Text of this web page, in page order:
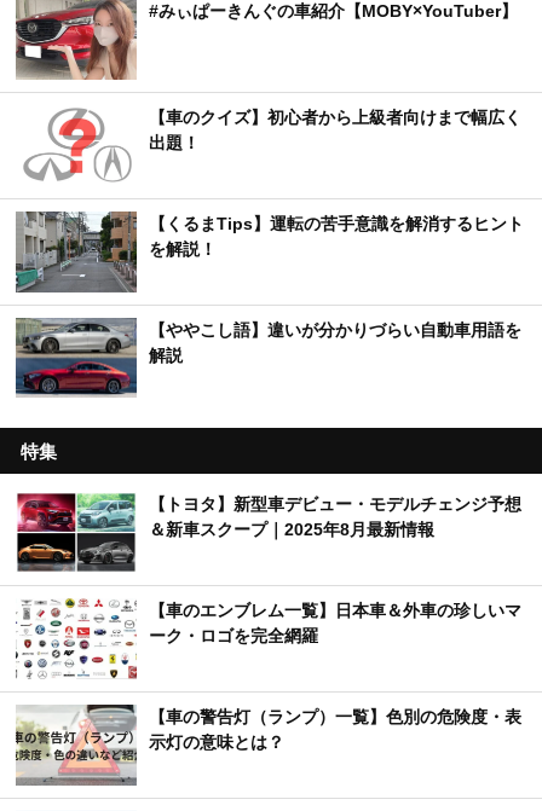
#みぃぱーきんぐの車紹介【MOBY×YouTuber】
【車のクイズ】初心者から上級者向けまで幅広く
出題！
【くるまTips】運転の苦手意識を解消するヒント
を解説！
【ややこし語】違いが分かりづらい自動車用語を
解説
特集
【トヨタ】新型車デビュー・モデルチェンジ予想
＆新車スクープ｜2025年8月最新情報
【車のエンブレム一覧】日本車＆外車の珍しいマ
ーク・ロゴを完全網羅
【車の警告灯（ランプ）一覧】色別の危険度・表
示灯の意味とは？